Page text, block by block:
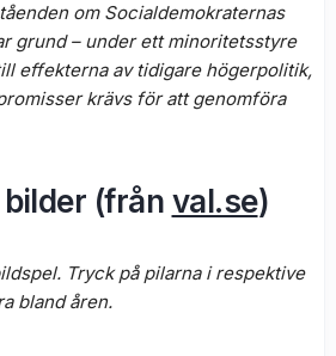
om Socialdemokraternas
grund – under ett minoritetsstyre
effekterna av tidigare högerpolitik,
krävs för att genomföra
(från val.se)
Tryck på pilarna i respektive
bland åren.